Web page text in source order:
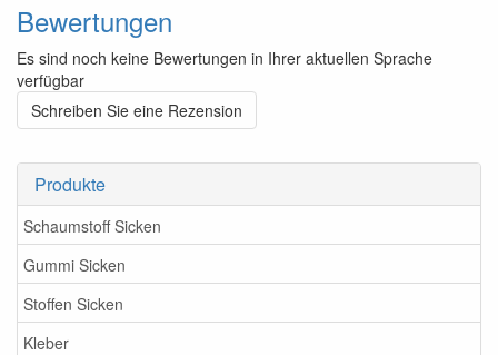
Produkte
Schaumstoff Sicken
Gummi Sicken
Stoffen Sicken
Kleber
Bewertungen
Es sind noch keine Bewertungen in Ihrer aktuellen Sprache
verfügbar
Schreiben Sie eine Rezension